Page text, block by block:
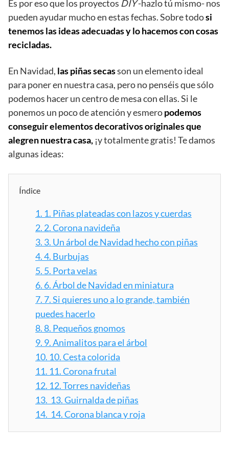
Es por eso que los proyectos DIY-hazlo tú mismo- nos
pueden ayudar mucho en estas fechas. Sobre todosi
tenemos las ideas adecuadas y lo hacemos con cosas
recicladas.
En Navidad, las piñas secasson un elemento ideal
para poner en nuestra casa, pero no penséis que sólo
podemos hacer un centro de mesa con ellas. Si le
ponemos un poco de atención y esmeropodemos
conseguir elementos decorativos originales que
alegren nuestra casa, ¡y totalmente gratis! Te damos
algunas ideas:
Índice
1. 1. Piñas plateadas con lazos y cuerdas
2. 2. Corona navideña
3. 3. Un árbol de Navidad hecho con piñas
4.4. Burbujas
5. 5. Porta velas
6. 6. Árbol de Navidad en miniatura
7. 7. Si quieres uno a lo grande, también
puedes hacerlo
8.8. Pequeños gnomos
9. 9. Animalitos para el árbol
10. 10. Cesta colorida
11. 11. Corona frutal
12. 12. Torres navideñas
13. 13. Guirnalda de piñas
14. 14. Corona blanca y roja